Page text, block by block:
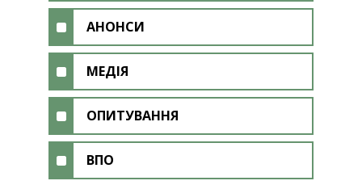
АНОНСИ
МЕДІЯ
ОПИТУВАННЯ
ВПО